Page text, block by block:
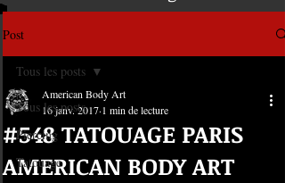
Post
Tous les posts
Piercing
Tatouage
Tous les posts
#548 TATOUAGE PARIS
AMERICAN BODY ART
American Body Art
16 janv. 2017 1 min de lecture